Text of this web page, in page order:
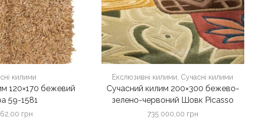
килими
120×170 бежевий
59-1581
грн
Екслюзивні килими Сучасні килими
Сучасний килим 200×300 бежево-
зелено-червоний Шовк Picasso
735 000,00 грн